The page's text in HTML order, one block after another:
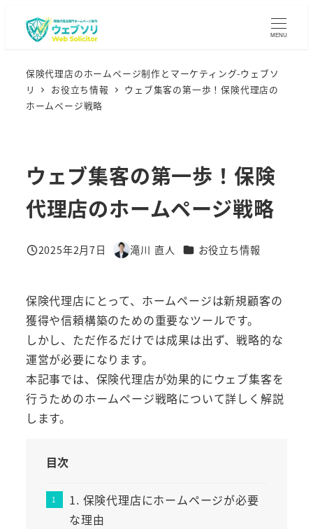
MENU
保険代理店のホームページ制作とマーケティング-ウェブソ
リ
お役立ち情報
ウェブ集客の第一歩！保険代理店の
ホームページ戦略
ウェブ集客の第一歩！保険
代理店のホームページ戦略
投稿日
2025年2月7日
著
滝川 直人 カテゴリー
お役立ち情報
保険代理店にとって、ホームページは新規顧客の
獲得や信頼構築のための重要なツールです。
しかし、ただ作るだけでは成果は出ず、戦略的な
運営が必要になります。
本記事では、保険代理店が効果的にウェブ集客を
行うためのホームページ戦略について詳しく解説
します。
目次
1. 保険代理店にホームページが必要
な理由